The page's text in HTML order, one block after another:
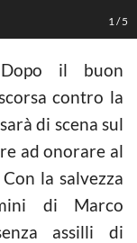
1 /5
il buon
contro la
sarà di scena sul
ad onorare al
la salvezza
di Marco
assilli di